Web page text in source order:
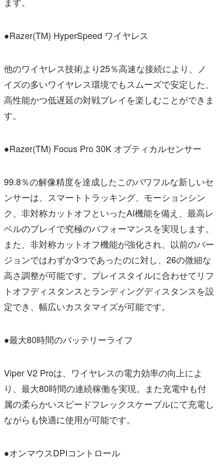
●Razer(TM) HyperSpeed ワイヤレス
他のワイヤレス技術より25％高速な接続により、ノ
イズの多いワイヤレス環境でもスムーズで安定した、
高性能かつ低遅延の対戦プレイを楽しむことができま
す。
●Razer(TM) Focus Pro 30K オプティカルセンサー
99.8％の解像精度を達成したこのパワフルな新しいセ
ンサーは、スマートトラッキング、モーションシン
ク、非対称カットオフといったAI機能を備え、最高レ
ベルのプレイで究極のパフォーマンスを実現します。
また、非対称カットオフ機能が強化され、以前のバー
ジョンではわずか3つであったのに対し、26の微細な
高さ調整が可能です。プレイスタイルに合わせてリフ
トオフディスタンスとランディングディスタンスを設
定でき、幅広いカスタマイズが可能です。
●最大80時間のバッテリーライフ
Viper V2 Proは、ワイヤレスの電力効率の向上によ
り、最大80時間の連続稼働を実現。また充電中も付
属の柔らかいスピードフレックスケーブルにて充電し
ながらも快適に使用が可能です。
●オンマウスDPIコントロール